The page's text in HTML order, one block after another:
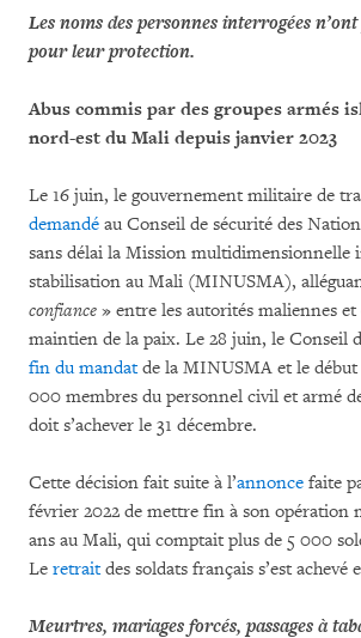
Les noms des personnes interrogées
pour leur protection.
Abus commis par des groupes armés
nord-est du Mali depuis janvier 2023
Le 16 juin, le gouvernement militaire de
demandé au Conseil de sécurité des
sans délai la Mission multidimensionnelle
stabilisation au Mali (MINUSMA),
confiance » entre les autorités maliennes
maintien de la paix. Le 28 juin, le Conseil
fin du mandatde la MINUSMA et le début
000 membres du personnel civil et armé
doit s’achever le 31 décembre.
Cette décision fait suite à l’annonce faite
février 2022 de mettre fin à son opération
ans au Mali, qui comptait plus de 5 000
Le retraitdes soldats français s’est achevé
Meurtres, mariages forcés, passages à